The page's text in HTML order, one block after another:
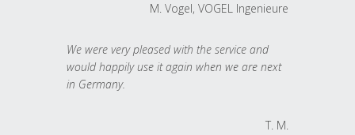
M. Vogel, VOGEL Ingenieure
We were very pleased with the service and
would happily use it again when we are next
in Germany.
T. M.